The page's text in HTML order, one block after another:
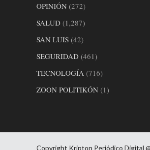
OPINIÓN (272)
SALUD (1,287)
SAN LUIS (42)
SEGURIDAD (461)
TECNOLOGÍA (716)
ZOON POLITIKÓN (1)
Copyright Kripton Periódico Digital